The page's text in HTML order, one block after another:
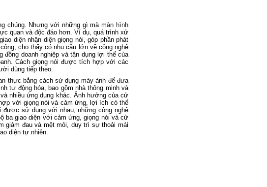
chúng. Nhưng với những gì màmàn hình
quan và độc đáo hơn. Ví dụ, quá trình xử
diện nhận diện giọng nói, góp phần phát
cho thấy có nhu cầu lớn về công nghệ
doanh nghiệp và tận dụng lợi thế của
Cách giọng nói được tích hợp với các
dùng tiếp theo.
thực bằng cách sử dụng máy ảnh để đưa
tự động hóa, bao gồm nhà thông minh và
nhiều ứng dụng khác. Ảnh hưởng của cử
với giọng nói và cảm ứng, lợi ích có thể
sử dụng với nhau, những công nghệ
ba giao diện với cảm ứng, giọng nói và cử
giảm đau và mệt mỏi, duy trì sự thoải mái
diện tự nhiên.